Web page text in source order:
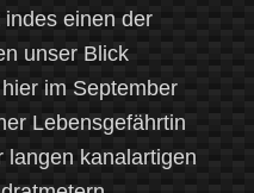
einen der
unser Blick
im September
Lebensgefährtin
langen kanalartigen